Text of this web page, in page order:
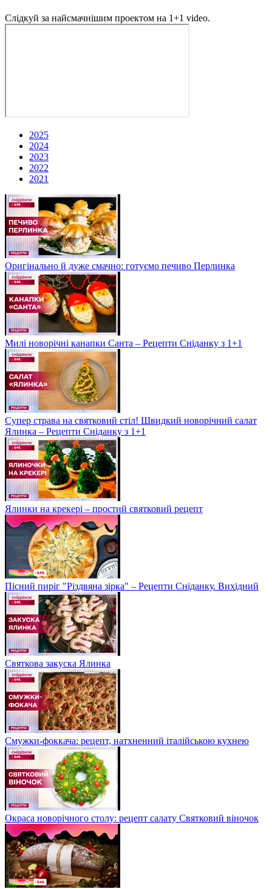
Слідкуй за найсмачнішим проектом на 1+1 video.
2025
2024
2023
2022
2021
Оригінально й дуже смачно: готуємо печиво Перлинка
Милі новорічні канапки Санта – Рецепти Сніданку з 1+1
Супер страва на святковий стіл! Швидкий новорічний салат
Ялинка – Рецепти Сніданку з 1+1
Ялинки на крекері – простий святковий рецепт
Пісний пиріг "Різдвяна зірка" – Рецепти Сніданку. Вихідний
Святкова закуска Ялинка
Смужки-фоккача: рецепт, натхненний італійською кухнею
Окраса новорічного столу: рецепт салату Святковий віночок